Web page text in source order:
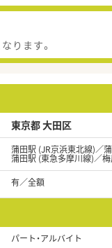
ります。
東京都 大田区
蒲田駅 (JR京浜東北線)／
蒲田駅 (東急多摩川線)／
有／全額
パート・アルバイト